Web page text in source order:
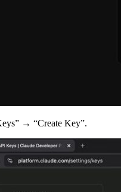
→ “Create Key”.